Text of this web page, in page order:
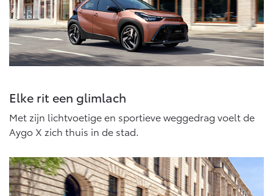
Elke rit een glimlach
Met zijn lichtvoetige en sportieve weggedrag voelt de
Aygo X zich thuis in de stad.